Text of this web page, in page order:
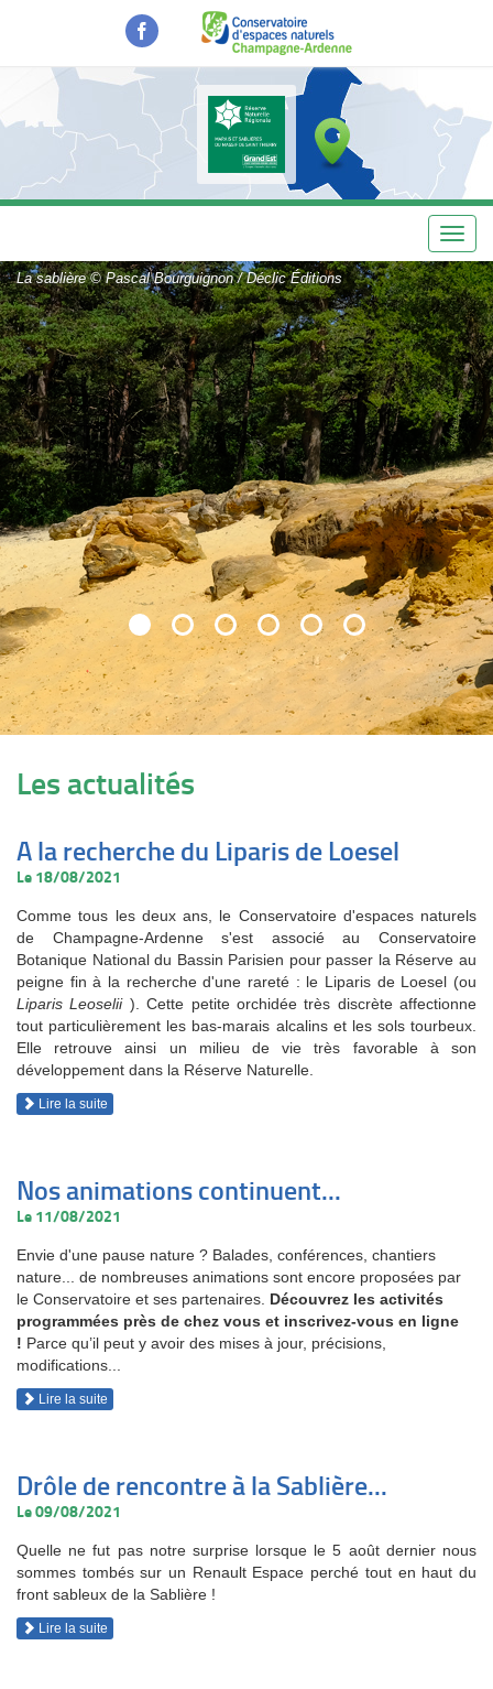
principal
La sablière © Pascal Bourguignon / Déclic Éditions
Les actualités
A la recherche du Liparis de Loesel
Le 18/08/2021
Comme tous les deux ans, le Conservatoire d'espaces naturels
de Champagne-Ardenne s'est associé au Conservatoire
Botanique National du Bassin Parisien pour passer la Réserve au
peigne fin à la recherche d'une rareté : le Liparis de Loesel (ou
Liparis Leoselii ). Cette petite orchidée très discrète affectionne
tout particulièrement les bas-marais alcalins et les sols tourbeux.
Elle retrouve ainsi un milieu de vie très favorable à son
développement dans la Réserve Naturelle.
Lire la suite
Nos animations continuent...
Le 11/08/2021
Envie d'une pause nature ? Balades, conférences, chantiers
nature... de nombreuses animations sont encore proposées par
le Conservatoire et ses partenaires. Découvrez les activités
programmées près de chez vous et inscrivez-vous en ligne
! Parce qu’il peut y avoir des mises à jour, précisions,
modifications...
Lire la suite
Drôle de rencontre à la Sablière...
Le 09/08/2021
Quelle ne fut pas notre surprise lorsque le 5 août dernier nous
sommes tombés sur un Renault Espace perché tout en haut du
front sableux de la Sablière !
Lire la suite